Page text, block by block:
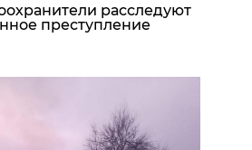
расследуют
преступление